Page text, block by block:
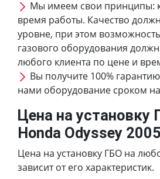
Мы имеем свои принципы:
время работы. Качество
уровне, при этом
газового оборудования
любого клиента по цене и
Вы получите 100%
нами оборудование сроком
Цена на установку
Honda Odyssey
Цена на установку ГБО на
зависит от его характеристик.